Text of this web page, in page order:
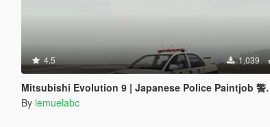
4.5 1,039
Mitsubishi Evolution 9 | Japanese Police Paintjob 警視庁式樣
By lemuelabc